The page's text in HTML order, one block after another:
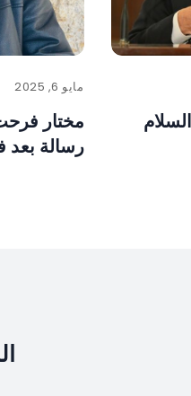
مايو 6, 2025
مختار
رسالة بعد